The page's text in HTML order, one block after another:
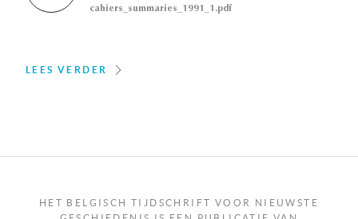
cahiers_summaries_1991_1.pdf
LEES VERDER
HET BELGISCH TIJDSCHRIFT VOOR NIEUWSTE